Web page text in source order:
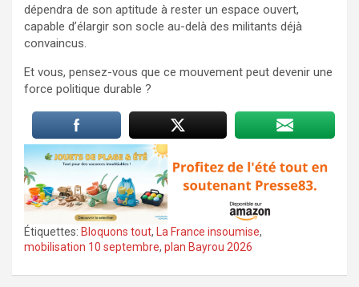
dépendra de son aptitude à rester un espace ouvert,
capable d’élargir son socle au-delà des militants déjà
convaincus.
Et vous, pensez-vous que ce mouvement peut devenir une
force politique durable ?
Étiquettes: Bloquons tout, La France insoumise,
mobilisation 10 septembre, plan Bayrou 2026